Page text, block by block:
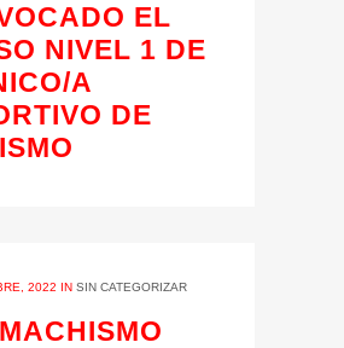
EL
NIVEL 1 DE
A
DE
2022 IN SIN CATEGORIZAR